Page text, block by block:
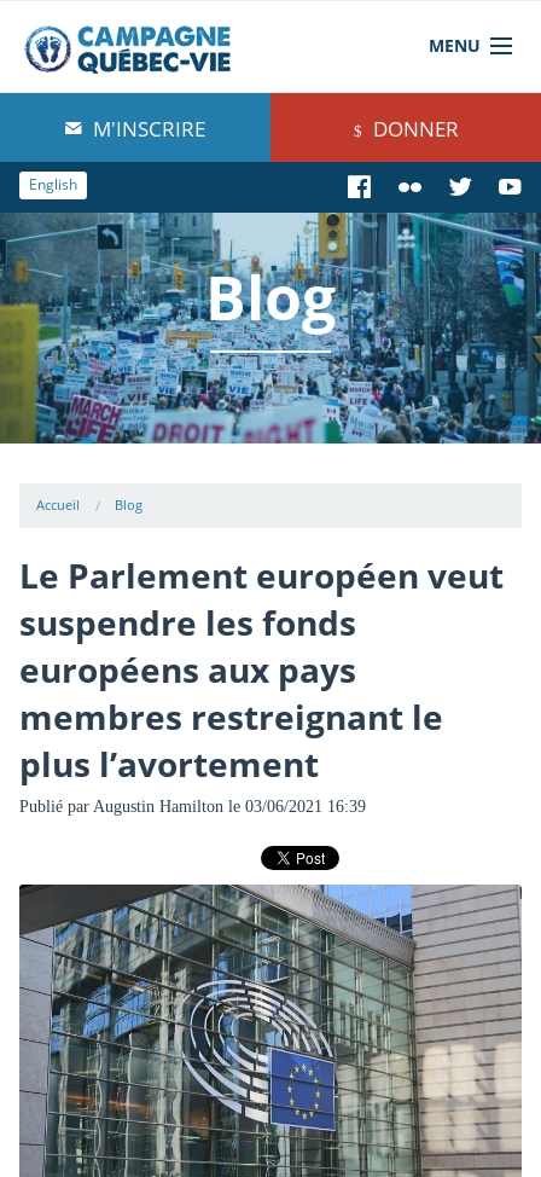
MENU
À propos de nous
Blog
Comprendre
Agir
Boutique
M'INSCRIRE DONNER
English
Blog
Accueil Blog
Le Parlement européen veut
suspendre les fonds
européens aux pays
membres restreignant le
plus l’avortement
Publié par Augustin Hamilton le 03/06/2021 16:39